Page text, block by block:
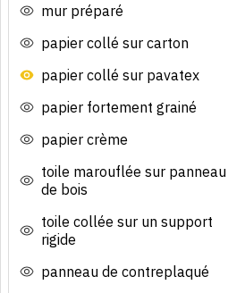
mur préparé
papier collé sur carton
papier collé sur pavatex
papier fortement grainé
papier crème
toile marouflée sur panneau
de bois
toile collée sur un support
rigide
panneau de contreplaqué